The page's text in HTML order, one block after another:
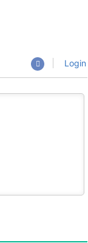
Login